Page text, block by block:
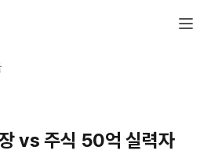
vs 주식 50억 실력자